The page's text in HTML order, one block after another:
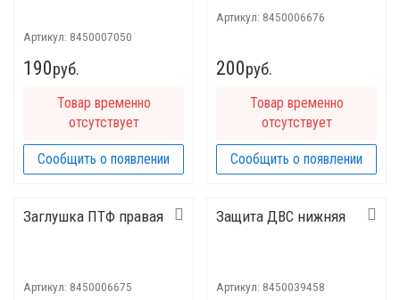
Артикул: 8450007050
190руб.
Товар временно
отсутствует
Сообщить о появлении
Артикул: 8450006676
200руб.
Товар временно
отсутствует
Сообщить о появлении
Заглушка ПТФ правая
Артикул: 8450006675
Защита ДВС нижняя
Артикул: 8450039458